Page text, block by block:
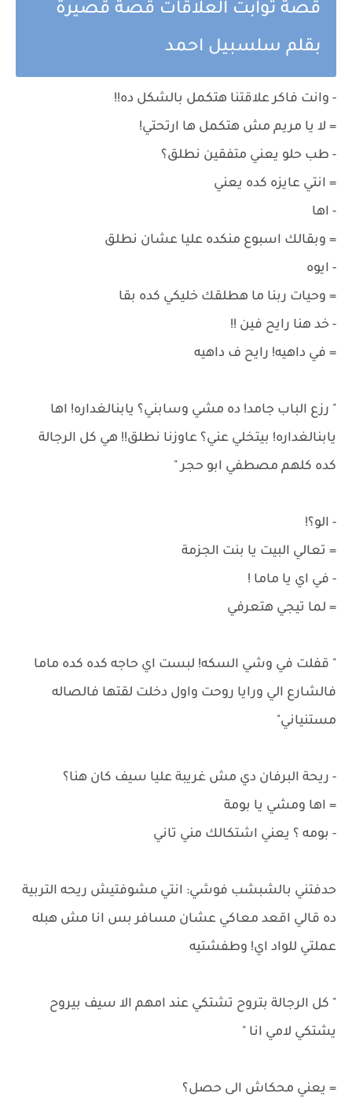
قصة ثوابت العلاقات قصة قصيرة
بقلم سلسبيل احمد
- وانت فاكر علاقتنا هتكمل بالشكل ده!!
= لا يا مريم مش هتكمل ها ارتحتي!
- طب حلو يعني متفقين نطلق؟
= انتي عايزه كده يعني
- اها
= وبقالك اسبوع منكده عليا عشان نطلق
- ايوه
= وحيات ربنا ما هطلقك خليكي كده بقا
- خد هنا رايح فين !!
= في داهيه! رايح ف داهيه
" رزع الباب جامد! ده مشي وسابني؟ يابنالغداره! اها
يابنالغداره! بيتخلي عني؟ عاوزنا نطلق!! هي كل الرجالة
كده كلهم مصطفي ابو حجر "
- الو؟!
= تعالي البيت يا بنت الجزمة
- في اي يا ماما !
= لما تيجي هتعرفي
" قفلت في وشي السكه! لبست اي حاجه كده كده ماما
فالشارع الي ورايا روحت واول دخلت لقتها فالصاله
مستنياني"
- ريحة البرفان دي مش غريبة عليا سيف كان هنا؟
= اها ومشي يا بومة
- بومه ؟ يعني اشتكالك مني تاني
حدفتني بالشبشب فوشي: انتي مشوفتيش ريحه التربية
ده قالي اقعد معاكي عشان مسافر بس انا مش هبله
عملتي للواد اي! وطفشتيه
" كل الرجالة بتروح تشتكي عند امهم الا سيف بيروح
يشتكي لامي انا "
= يعني محكاش الى حصل؟